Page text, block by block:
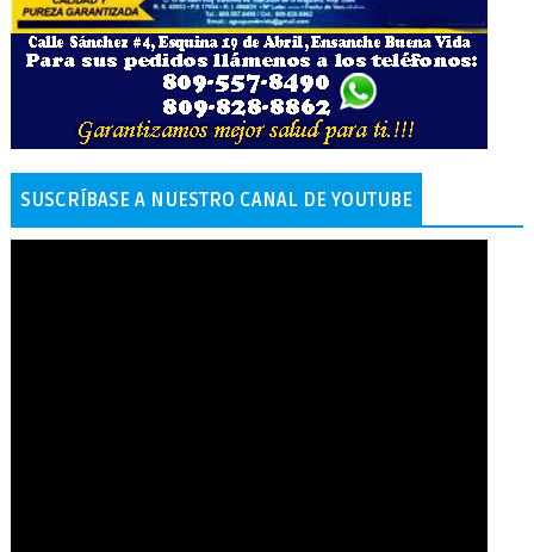
SUSCRÍBASE A NUESTRO CANAL DE YOUTUBE